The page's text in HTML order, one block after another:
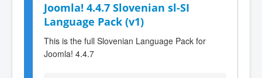
Joomla! 4.4.7 Slovenian sl-SI
Language Pack (v1)
This is the full Slovenian Language Pack for
Joomla! 4.4.7